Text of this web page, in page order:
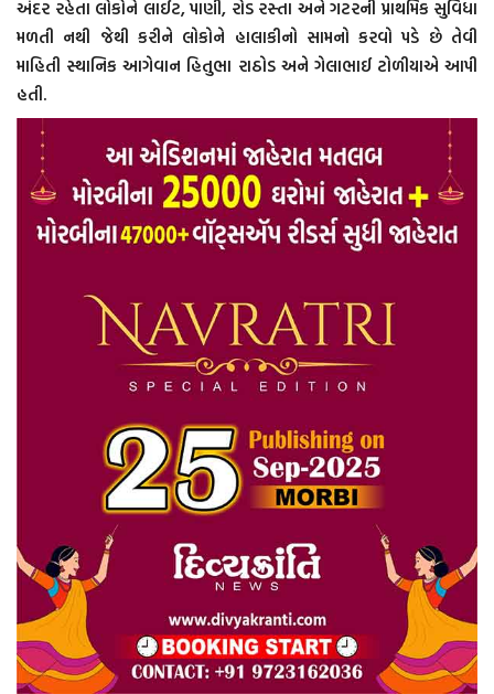
અંદર રહેતા લોકોને લાઈટ, પાણી, રોડ રસ્તા અને ગટરની પ્રાથમિક સુવિધા
મળતી નથી જેથી કરીને લોકોને હાલાકીનો સામનો કરવો પડે છે તેવી
માહિતી સ્થાનિક આગેવાન હિતુભા રાઠોડ અને ગેલાભાઈ ટોળીયાએ આપી
હતી.